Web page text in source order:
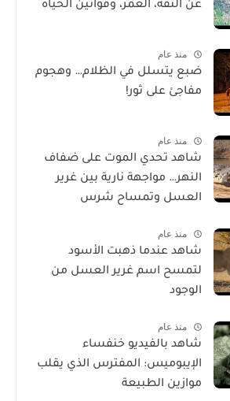
عن الثقة، العمر، وقوانين الحياة
منذ عام
ضبع يتسلل في الظلام… وهجوم
مفاجئ على ثور!
منذ عام
شاهد تحدي الموت على ضفاف
النهر… مواجهة نارية بين غرير
العسل وتمساح شرس
منذ عام
شاهد عندما ذهبت الأسود
لتمسح اسم غرير العسل من
الوجود
منذ عام
شاهد بالفيديو خنفساء
الإيبوميس: المفترس الذي يقلب
موازين الطبيعة